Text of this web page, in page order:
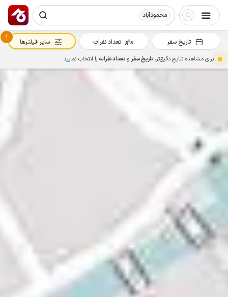
محمودآباد
تاریخ سفر تعداد نفرات
1
سایر فیلترها
برای مشاهده نتایج دقیق‌تر، تاریخ سفرو تعداد نفراترا انتخاب نمایید